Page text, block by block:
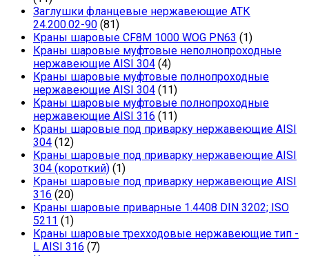
Заглушки фланцевые нержавеющие АТК
24.200.02-90 (81)
Краны шаровые CF8M 1000 WOG PN63 (1)
Краны шаровые муфтовые неполнопроходные
нержавеющие AISI 304 (4)
Краны шаровые муфтовые полнопроходные
нержавеющие AISI 304 (11)
Краны шаровые муфтовые полнопроходные
нержавеющие AISI 316 (11)
Краны шаровые под приварку нержавеющие AISI
304 (12)
Краны шаровые под приварку нержавеющие AISI
304 (короткий) (1)
Краны шаровые под приварку нержавеющие AISI
316 (20)
Краны шаровые приварные 1.4408 DIN 3202; ISO
5211 (1)
Краны шаровые трехходовые нержавеющие тип -
L AISI 316 (7)